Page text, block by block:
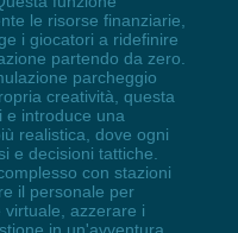
le risorse finanziarie,
i giocatori a ridefinire
partendo da zero.
parcheggio
creatività, questa
e introduce una
realistica, dove ogni
e decisioni tattiche.
con stazioni
il personale per
azzerare i